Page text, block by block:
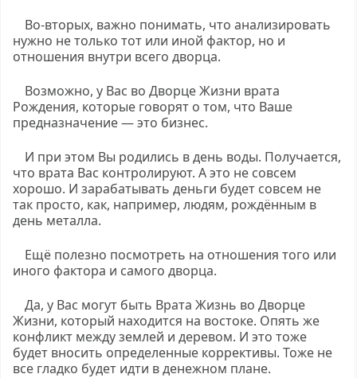
Во-вторых, важно понимать, что анализировать
нужно не только тот или иной фактор, но и
отношения внутри всего дворца.
Возможно, у Вас во Дворце Жизни врата
Рождения, которые говорят о том, что Ваше
предназначение — это бизнес.
И при этом Вы родились в день воды. Получается,
что врата Вас контролируют. А это не совсем
хорошо. И зарабатывать деньги будет совсем не
так просто, как, например, людям, рождённым в
день металла.
Ещё полезно посмотреть на отношения того или
иного фактора и самого дворца.
Да, у Вас могут быть Врата Жизнь во Дворце
Жизни, который находится на востоке. Опять же
конфликт между землей и деревом. И это тоже
будет вносить определенные коррективы. Тоже не
все гладко будет идти в денежном плане.